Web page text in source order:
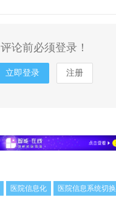
评论前必须登录！
立即登录 注册
医院信息化 医院信息系统切换